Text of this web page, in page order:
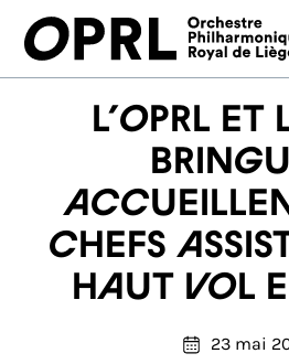
CONCERTS
JEUNES PUBLICS
OPRL
EN PRATIQUE
L’OPRL
chefs
haut vol
23 mai